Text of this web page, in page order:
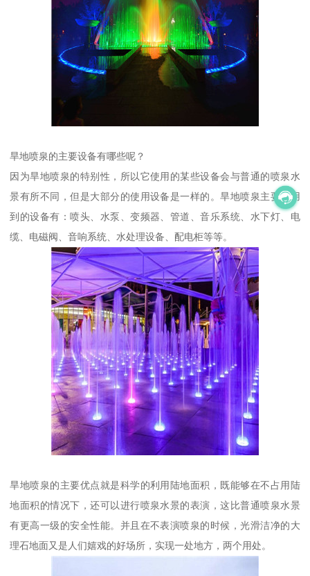
旱地喷泉的主要设备有哪些呢？
因为旱地喷泉的特别性，所以它使用的某些设备会与普通的喷泉水
景有所不同，但是大部分的使用设备是一样的。旱地喷泉主要使用
到的设备有：喷头、水泵、变频器、管道、音乐系统、水下灯、电
缆、电磁阀、音响系统、水处理设备、配电柜等等。
旱地喷泉的主要优点就是科学的利用陆地面积，既能够在不占用陆
地面积的情况下，还可以进行喷泉水景的表演，这比普通喷泉水景
有更高一级的安全性能。并且在不表演喷泉的时候，光滑洁净的大
理石地面又是人们嬉戏的好场所，实现一处地方，两个用处。